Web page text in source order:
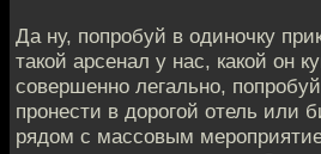
Да ну, попробуй в одиночку
такой арсенал у нас, какой он
совершенно легально,
пронести в дорогой отель или
рядом с массовым